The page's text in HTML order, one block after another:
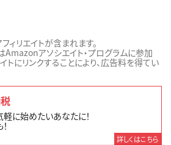
ィリエイトが含まれます。
Amazonアソシエイト・プログラムに参加
トにリンクすることにより、広告料を得てい
軽に始めたいあなたに！
詳しくはこちら